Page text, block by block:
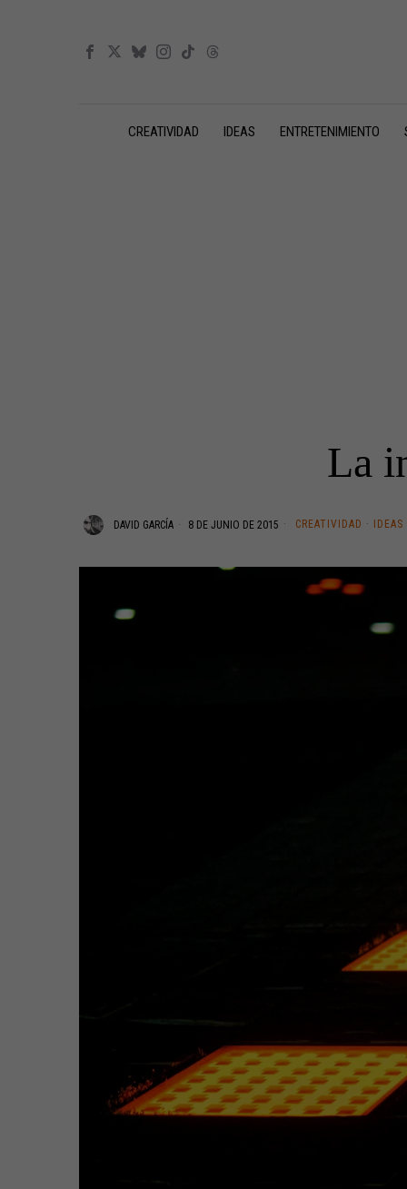
CREATIVIDAD IDEAS ENTRETENIMIENTO
La
DAVID GARCÍA 8 DE JUNIO DE 2015 CREATIVIDAD · IDEAS